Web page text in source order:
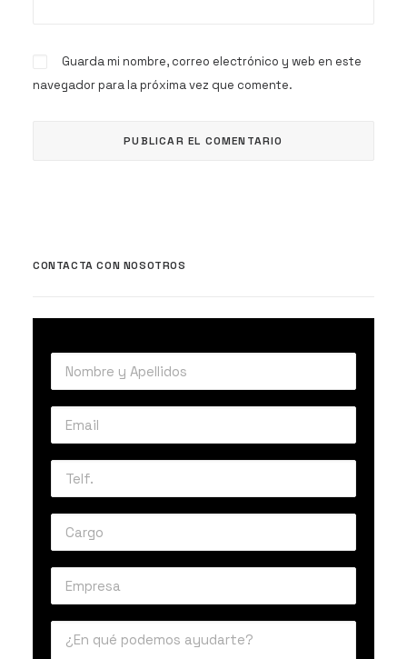
Guarda mi nombre, correo electrónico y web en este
navegador para la próxima vez que comente.
CONTACTA CON NOSOTROS